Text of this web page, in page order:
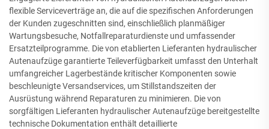
flexible Serviceverträge an, die auf die spezifischen Anforderungen
der Kunden zugeschnitten sind, einschließlich planmäßiger
Wartungsbesuche, Notfallreparaturdienste und umfassender
Ersatzteilprogramme. Die von etablierten Lieferanten hydraulischer
Autenaufzüge garantierte Teileverfügbarkeit umfasst den Unterhalt
umfangreicher Lagerbestände kritischer Komponenten sowie
beschleunigte Versandservices, um Stillstandszeiten der
Ausrüstung während Reparaturen zu minimieren. Die von
sorgfältigen Lieferanten hydraulischer Autenaufzüge bereitgestellte
technische Dokumentation enthält detaillierte